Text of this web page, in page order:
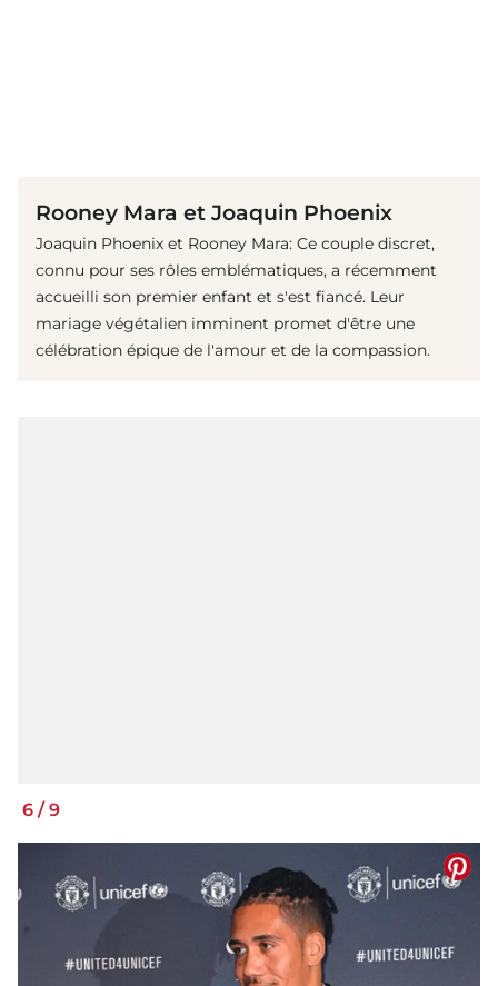
Rooney Mara et Joaquin Phoenix
Joaquin Phoenix et Rooney Mara: Ce couple discret,
connu pour ses rôles emblématiques, a récemment
accueilli son premier enfant et s'est fiancé. Leur
mariage végétalien imminent promet d'être une
célébration épique de l'amour et de la compassion.
6 /9